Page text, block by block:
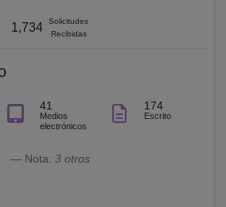
1,734
Solicitudes
Recibidas
41
Medios
electrónicos
174
Escrito
Nota: 3 otros